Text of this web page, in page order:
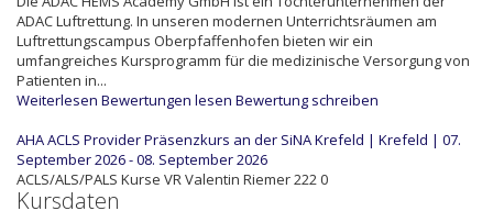
ADAC Luftrettung. In unseren modernen Unterrichtsräumen am
Luftrettungscampus Oberpfaffenhofen bieten wir ein
umfangreiches Kursprogramm für die medizinische Versorgung von
Patienten in...
Weiterlesen Bewertungen lesen Bewertung schreiben
AHA ACLS Provider Präsenzkurs an der SiNA Krefeld | Krefeld | 07.
September 2026 - 08. September 2026
ACLS/ALS/PALS Kurse VRValentin Riemer2220
Kursdaten